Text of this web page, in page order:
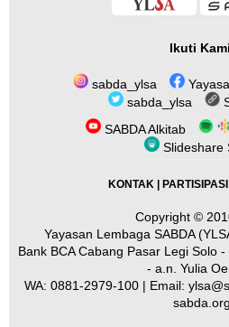
Ikuti
sabda_ylsa
sabda_ylsa
SABDA Alkitab
Slideshare
KONTAK| PARTISIPASI
Copyright ©
Yayasan Lembaga SABDA
Bank BCA Cabang Pasar Legi Solo
- a.n. Yulia
WA: 0881-2979-100| Email:
sabda.org